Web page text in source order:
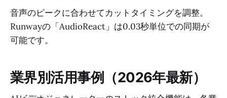
音声のピークに合わせてカットタイミングを調整。
Runwayの「AudioReact」は0.03秒単位での同期が
可能です。
業界別活用事例（2026年最新）